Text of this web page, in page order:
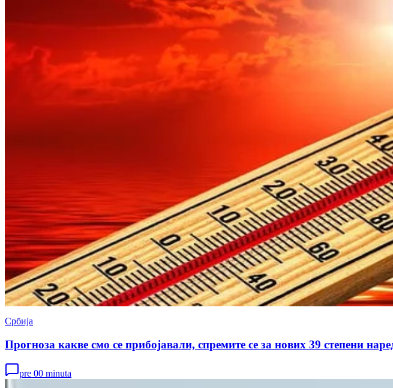
Србија
Прогноза какве смо се прибојавали, спремите се за нових 39 степени
pre 00 minuta